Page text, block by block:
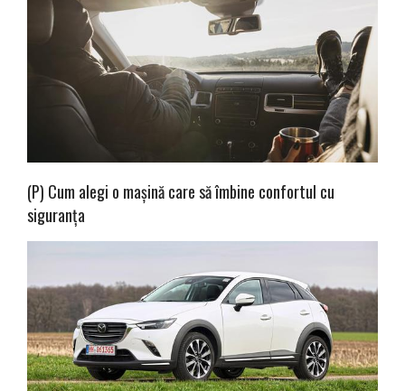
(P) Cum alegi o mașină care să îmbine confortul cu
siguranța